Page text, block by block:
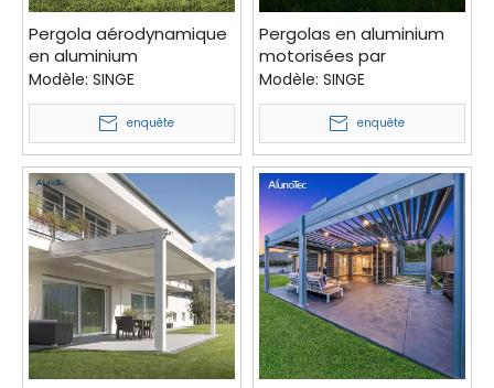
Pergola aérodynamique
en aluminium
bioclimatique de toit
moderne de persienne
de belvédère extérieur
motorisé pour le parasol
Modèle: SINGE
enquête
Pergolas en aluminium
motorisées par
persiennes de villa de
parasol imperméable
avec le rideau
Modèle: SINGE
enquête